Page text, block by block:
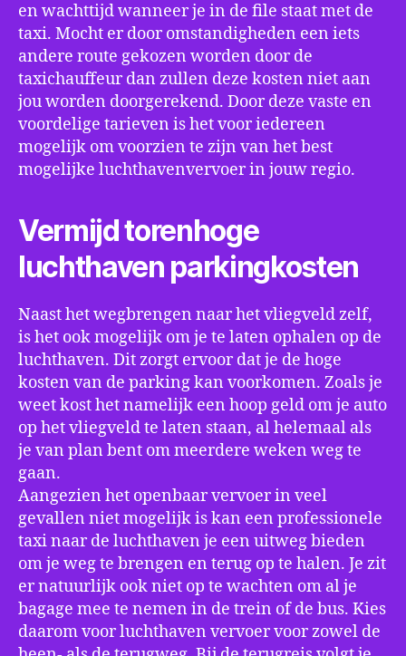
en wachttijd wanneer je in de file staat met de
taxi. Mocht er door omstandigheden een iets
andere route gekozen worden door de
taxichauffeur dan zullen deze kosten niet aan
jou worden doorgerekend. Door deze vaste en
voordelige tarieven is het voor iedereen
mogelijk om voorzien te zijn van het best
mogelijke luchthavenvervoer in jouw regio.
Vermijd torenhoge
luchthaven parkingkosten
Naast het wegbrengen naar het vliegveld zelf,
is het ook mogelijk om je te laten ophalen op de
luchthaven. Dit zorgt ervoor dat je de hoge
kosten van de parking kan voorkomen. Zoals je
weet kost het namelijk een hoop geld om je auto
op het vliegveld te laten staan, al helemaal als
je van plan bent om meerdere weken weg te
gaan.
Aangezien het openbaar vervoer in veel
gevallen niet mogelijk is kan een professionele
taxi naar de luchthaven je een uitweg bieden
om je weg te brengen en terug op te halen. Je zit
er natuurlijk ook niet op te wachten om al je
bagage mee te nemen in de trein of de bus. Kies
daarom voor luchthaven vervoer voor zowel de